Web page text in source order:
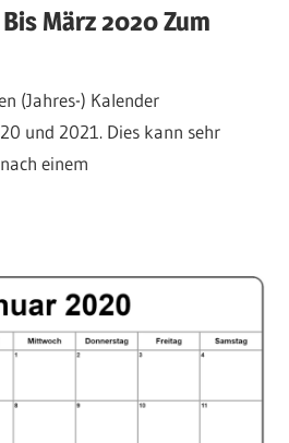
März 2020 Zum
(Jahres-) Kalender
und 2021. Dies kann sehr
einem